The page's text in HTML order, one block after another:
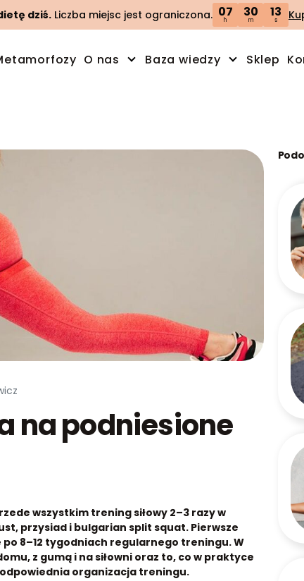
dziś. Liczba miejsc jest ograniczona. 07
h
30
m
12
s
O nas Baza wiedzy Sklep
na podniesione
wszystkim trening siłowy 2–3 razy w
przysiad i bulgarian split squat. Pierwsze
8–12 tygodniach regularnego treningu.W
z gumą i na siłowni oraz to, co w praktyce
organizacja treningu.